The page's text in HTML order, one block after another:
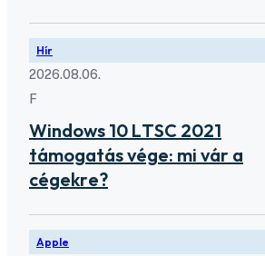
Hír
2026.08.06.
F
Windows 10 LTSC 2021
támogatás vége: mi vár a
cégekre?
Apple